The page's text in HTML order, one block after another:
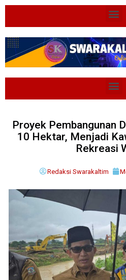
Proyek Pembangunan
10 Hektar, Menjadi
Rekreasi
Redaksi Swarakaltim